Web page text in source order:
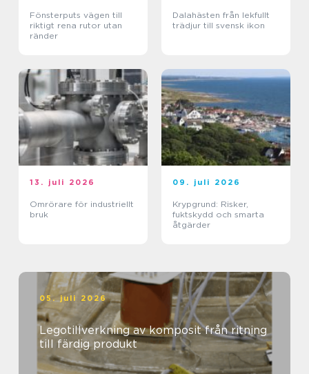
Fönsterputs vägen till
riktigt rena rutor utan
ränder
Dalahästen från lekfullt
trädjur till svensk ikon
13. juli 2026
Omrörare för industriellt
bruk
09. juli 2026
Krypgrund: Risker,
fuktskydd och smarta
åtgärder
05. juli 2026
Legotillverkning av komposit från ritning
till färdig produkt